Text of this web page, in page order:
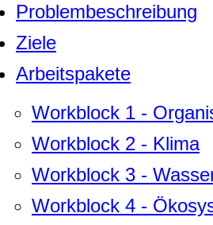
Problembeschreibung
Ziele
Arbeitspakete
Workblock 1 -
Workblock 2 - Klima
Workblock 3 -
Workblock 4 -